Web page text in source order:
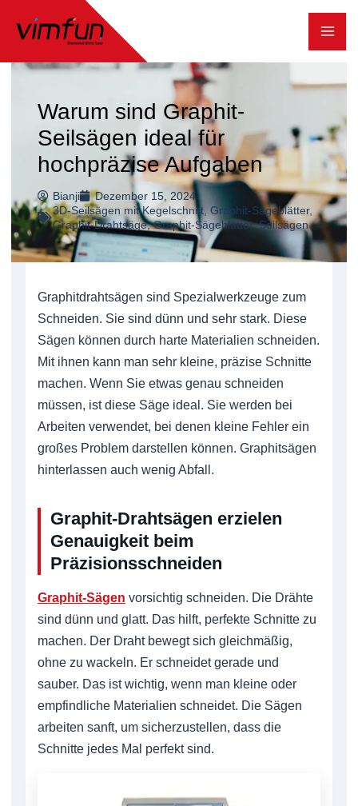
Inhalt
springen
Warum sind Graphit-
Seilsägen ideal für
hochpräzise Aufgaben
Bianji
Dezember 15, 2024
3D-Seilsägen mit Kegelschnitt Graphit-Sägeblätter,
Graphit-Drahtsäge,Graphit-Sägeblätter,Seilsägen
Graphitdrahtsägen sind Spezialwerkzeuge zum
Schneiden. Sie sind dünn und sehr stark. Diese
Sägen können durch harte Materialien schneiden.
Mit ihnen kann man sehr kleine, präzise Schnitte
machen. Wenn Sie etwas genau schneiden
müssen, ist diese Säge ideal. Sie werden bei
Arbeiten verwendet, bei denen kleine Fehler ein
großes Problem darstellen können. Graphitsägen
hinterlassen auch wenig Abfall.
Graphit-Drahtsägen erzielen
Genauigkeit beim
Präzisionsschneiden
Graphit-Sägen vorsichtig schneiden. Die Drähte
sind dünn und glatt. Das hilft, perfekte Schnitte zu
machen. Der Draht bewegt sich gleichmäßig,
ohne zu wackeln. Er schneidet gerade und
sauber. Das ist wichtig, wenn man kleine oder
empfindliche Materialien schneidet. Die Sägen
arbeiten sanft, um sicherzustellen, dass die
Schnitte jedes Mal perfekt sind.